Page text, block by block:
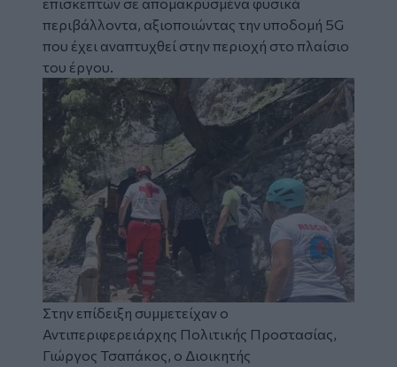
περιβάλλοντα, αξιοποιώντας την υποδομή 5G
που έχει αναπτυχθεί στην περιοχή στο πλαίσιο
του έργου.
Image
Στην επίδειξη συμμετείχαν ο
Αντιπεριφερειάρχης Πολιτικής Προστασίας,
Γιώργος Τσαπάκος, ο Διοικητής